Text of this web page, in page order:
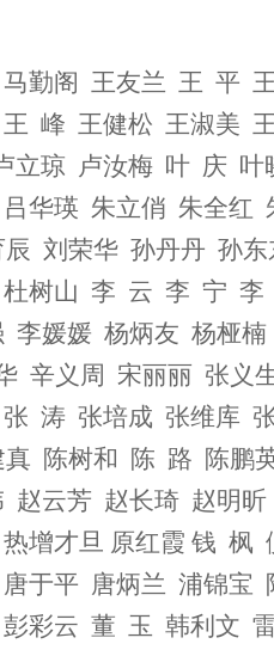
勤阁 王友兰 王 平
峰 王健松 王淑美
琼 卢汝梅 叶 庆 叶
华瑛 朱立俏 朱全红
刘荣华 孙丹丹 孙
树山 李 云 李 宁 李
媛媛 杨炳友 杨桠楠
辛义周 宋丽丽 张义
涛 张培成 张维库
陈树和 陈 路 陈鹏
赵云芳 赵长琦 赵明
增才旦 原红霞 钱 枫
于平 唐炳兰 浦锦宝
彩云 董 玉 韩利文